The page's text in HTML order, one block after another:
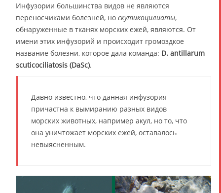
Инфузории большинства видов не являются
переносчиками болезней, но скутикоцилиаты,
обнаруженные в тканях морских ежей, являются. От
имени этих инфузорий и происходит громоздкое
название болезни, которое дала команда: D. antillarum
scuticociliatosis (DaSc).
Давно известно, что данная инфузория
причастна к вымиранию разных видов
морских животных, например акул, но то, что
она уничтожает морских ежей, оставалось
невыясненным.